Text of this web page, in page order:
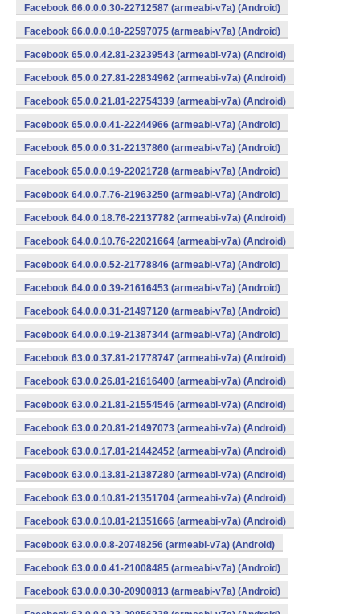
Facebook 66.0.0.0.30-22712587 (armeabi-v7a) (Android)
Facebook 66.0.0.0.18-22597075 (armeabi-v7a) (Android)
Facebook 65.0.0.42.81-23239543 (armeabi-v7a) (Android)
Facebook 65.0.0.27.81-22834962 (armeabi-v7a) (Android)
Facebook 65.0.0.21.81-22754339 (armeabi-v7a) (Android)
Facebook 65.0.0.0.41-22244966 (armeabi-v7a) (Android)
Facebook 65.0.0.0.31-22137860 (armeabi-v7a) (Android)
Facebook 65.0.0.0.19-22021728 (armeabi-v7a) (Android)
Facebook 64.0.0.7.76-21963250 (armeabi-v7a) (Android)
Facebook 64.0.0.18.76-22137782 (armeabi-v7a) (Android)
Facebook 64.0.0.10.76-22021664 (armeabi-v7a) (Android)
Facebook 64.0.0.0.52-21778846 (armeabi-v7a) (Android)
Facebook 64.0.0.0.39-21616453 (armeabi-v7a) (Android)
Facebook 64.0.0.0.31-21497120 (armeabi-v7a) (Android)
Facebook 64.0.0.0.19-21387344 (armeabi-v7a) (Android)
Facebook 63.0.0.37.81-21778747 (armeabi-v7a) (Android)
Facebook 63.0.0.26.81-21616400 (armeabi-v7a) (Android)
Facebook 63.0.0.21.81-21554546 (armeabi-v7a) (Android)
Facebook 63.0.0.20.81-21497073 (armeabi-v7a) (Android)
Facebook 63.0.0.17.81-21442452 (armeabi-v7a) (Android)
Facebook 63.0.0.13.81-21387280 (armeabi-v7a) (Android)
Facebook 63.0.0.10.81-21351704 (armeabi-v7a) (Android)
Facebook 63.0.0.10.81-21351666 (armeabi-v7a) (Android)
Facebook 63.0.0.0.8-20748256 (armeabi-v7a) (Android)
Facebook 63.0.0.0.41-21008485 (armeabi-v7a) (Android)
Facebook 63.0.0.0.30-20900813 (armeabi-v7a) (Android)